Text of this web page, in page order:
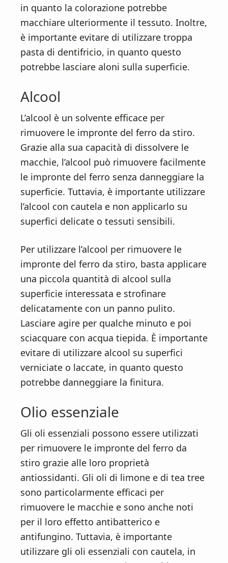
in quanto la colorazione potrebbe
macchiare ulteriormente il tessuto. Inoltre,
è importante evitare di utilizzare troppa
pasta di dentifricio, in quanto questo
potrebbe lasciare aloni sulla superficie.
Alcool
L’alcool è un solvente efficace per
rimuovere le impronte del ferro da stiro.
Grazie alla sua capacità di dissolvere le
macchie, l’alcool può rimuovere facilmente
le impronte del ferro senza danneggiare la
superficie. Tuttavia, è importante utilizzare
l’alcool con cautela e non applicarlo su
superfici delicate o tessuti sensibili.
Per utilizzare l’alcool per rimuovere le
impronte del ferro da stiro, basta applicare
una piccola quantità di alcool sulla
superficie interessata e strofinare
delicatamente con un panno pulito.
Lasciare agire per qualche minuto e poi
sciacquare con acqua tiepida. È importante
evitare di utilizzare alcool su superfici
verniciate o laccate, in quanto questo
potrebbe danneggiare la finitura.
Olio essenziale
Gli oli essenziali possono essere utilizzati
per rimuovere le impronte del ferro da
stiro grazie alle loro proprietà
antiossidanti. Gli oli di limone e di tea tree
sono particolarmente efficaci per
rimuovere le macchie e sono anche noti
per il loro effetto antibatterico e
antifungino. Tuttavia, è importante
utilizzare gli oli essenziali con cautela, in